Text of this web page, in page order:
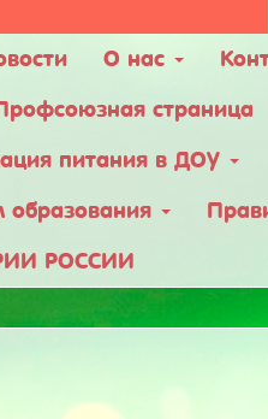
О нас
страница
питания в ДОУ
образования
РОССИИ